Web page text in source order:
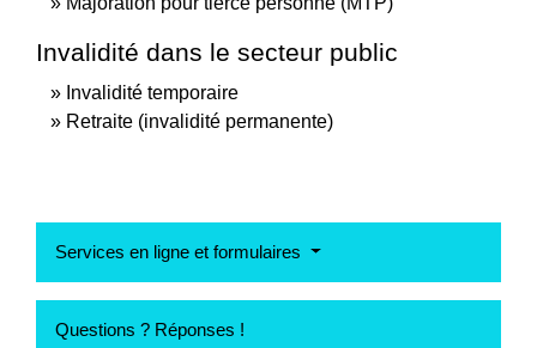
Invalidité dans le secteur public
Invalidité temporaire
Retraite (invalidité permanente)
Services en ligne et formulaires
Questions ? Réponses !